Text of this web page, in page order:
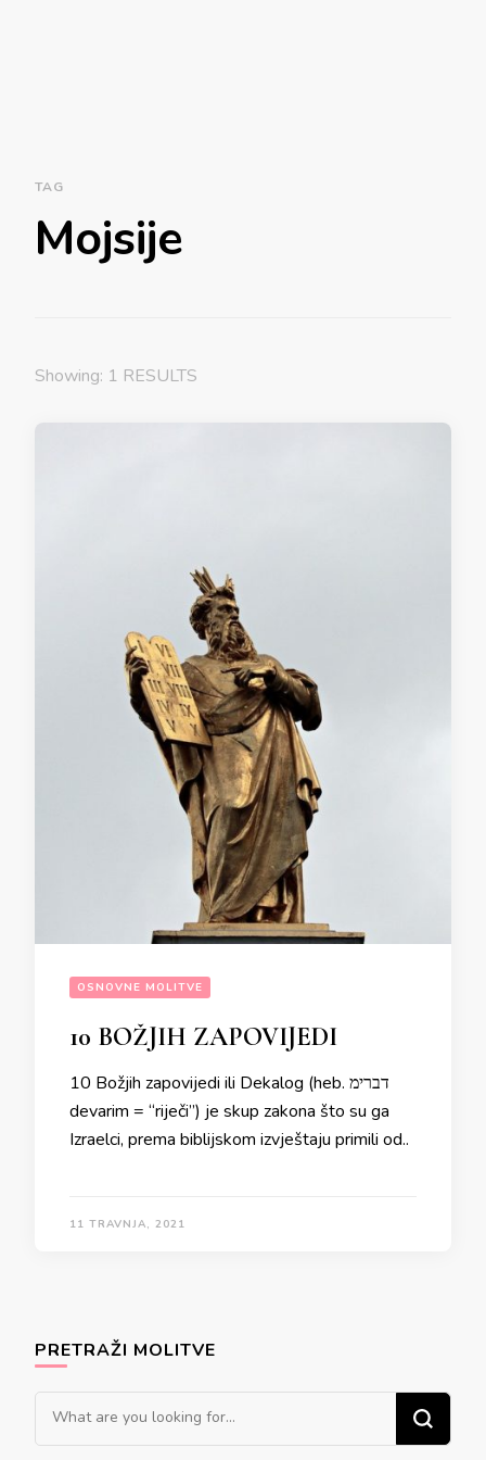
TAG
Mojsije
Showing: 1 RESULTS
OSNOVNE MOLITVE
10 BOŽJIH ZAPOVIJEDI
10 Božjih zapovijedi ili Dekalog (heb. דברימ
devarim = “riječi”) je skup zakona što su ga
Izraelci, prema biblijskom izvještaju primili od..
11 TRAVNJA, 2021
PRETRAŽI MOLITVE
Looking
for